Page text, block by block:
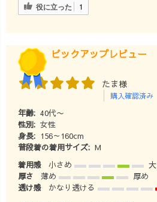
役に立った 1
ピックアップレビュー
たま様
購入確認済み
年齢: 40代〜
性別: 女性
身長: 156～160cm
普段着の着用サイズ: M
着用感
小さめ
厚さ
薄め
厚め
透け感
かなり透ける